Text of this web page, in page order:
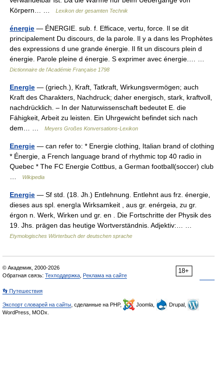
Körpern… …
Lexikon der gesamten Technik
énergie — ÉNERGIE. sub. f. Efficace, vertu, force. Il se dit
principalement Du discours, de la parole. Il y a dans les Prophètes
des expressions d une grande énergie. Il fit un discours plein d
énergie. Parole pleine d énergie. S exprimer avec énergie.… …
Dictionnaire de l'Académie Française 1798
Energīe — (griech.), Kraft, Tatkraft, Wirkungsvermögen; auch
Kraft des Charakters, Nachdruck; daher energisch, stark, kraftvoll,
nachdrücklich. – In der Naturwissenschaft bedeutet E. die
Fähigkeit, Arbeit zu leisten. Ein Uhrgewicht befindet sich nach
dem… …
Meyers Großes Konversations-Lexikon
Energie — can refer to: * Energie clothing, Italian brand of clothing
* Énergie, a French language brand of rhythmic top 40 radio in
Quebec * The FC Energie Cottbus, a German football(soccer) club
Wikipedia
Energie — Sf std. (18. Jh.) Entlehnung. Entlehnt aus frz. énergie,
dieses aus spl. energīa Wirksamkeit , aus gr. enérgeia, zu gr.
érgon n. Werk, Wirken und gr. en . Die Fortschritte der Physik des
19. Jhs. prägen das heutige Wortverständnis. Adjektiv:… …
Etymologisches Wörterbuch der deutschen sprache
18+
© Академик, 2000-2026
Обратная связь: Техподдержка Реклама на сайте
👣 Путешествия
Экспорт словарей на сайты , сделанные на PHP, Joomla,
Drupal,
WordPress, MODx.